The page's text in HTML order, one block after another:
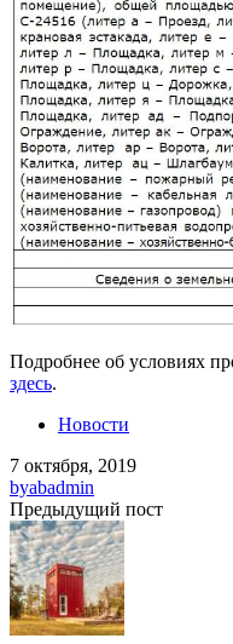
Подробнее об условиях
здесь.
Новости
7 октября, 2019
byabadmin
Предыдущий пост